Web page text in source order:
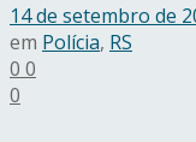
14 de setembro de
em Polícia, RS
0 0
0